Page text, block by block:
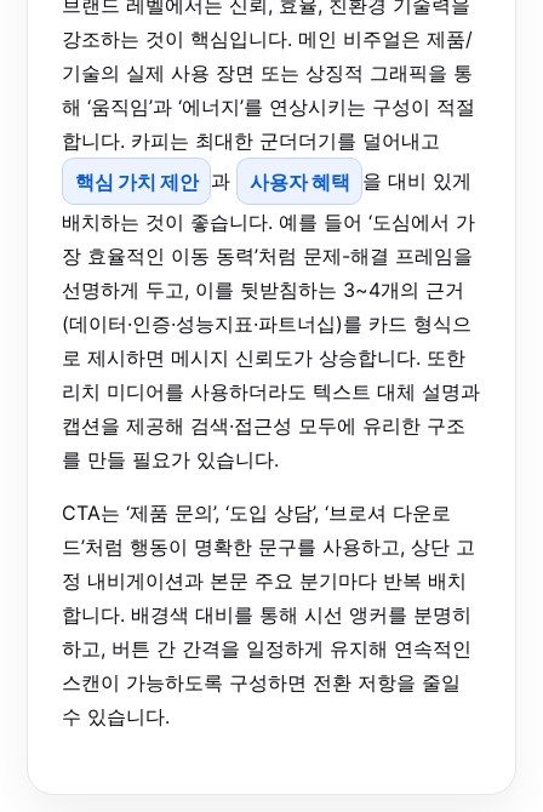
브랜드 레벨에서는 신뢰, 효율, 친환경 기술력을
강조하는 것이 핵심입니다. 메인 비주얼은 제품/
기술의 실제 사용 장면 또는 상징적 그래픽을 통
해 ‘움직임’과 ‘에너지’를 연상시키는 구성이 적절
합니다. 카피는 최대한 군더더기를 덜어내고
핵심 가치 제안 과 사용자 혜택 을 대비 있게
배치하는 것이 좋습니다. 예를 들어 ‘도심에서 가
장 효율적인 이동 동력’처럼 문제-해결 프레임을
선명하게 두고, 이를 뒷받침하는 3~4개의 근거
(데이터·인증·성능지표·파트너십)를 카드 형식으
로 제시하면 메시지 신뢰도가 상승합니다. 또한
리치 미디어를 사용하더라도 텍스트 대체 설명과
캡션을 제공해 검색·접근성 모두에 유리한 구조
를 만들 필요가 있습니다.
CTA는 ‘제품 문의’, ‘도입 상담’, ‘브로셔 다운로
드’처럼 행동이 명확한 문구를 사용하고, 상단 고
정 내비게이션과 본문 주요 분기마다 반복 배치
합니다. 배경색 대비를 통해 시선 앵커를 분명히
하고, 버튼 간 간격을 일정하게 유지해 연속적인
스캔이 가능하도록 구성하면 전환 저항을 줄일
수 있습니다.